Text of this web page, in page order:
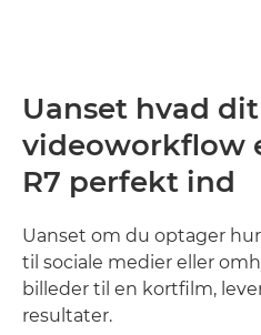
Uanset hvad dit
videoworkflow
R7 perfekt ind
Uanset om du optager
til sociale medier eller
billeder til en kortfilm,
resultater.